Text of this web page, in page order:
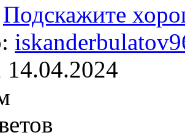
Подскажите
14.04.2024